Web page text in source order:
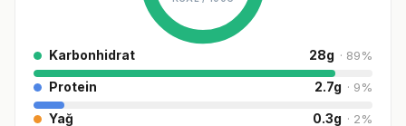
Karbonhidrat 28g · 89%
Protein 2.7g · 9%
Yağ 0.3g · 2%